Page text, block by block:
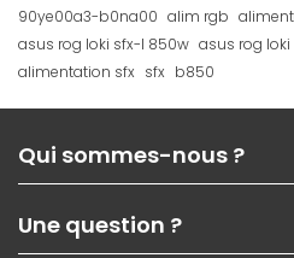
90ye00a3-b0na00 alim rgb
asus rog loki sfx-l 850w asus rog
alimentation sfx sfx b850
Qui sommes-nous ?
Nos services
Une question ?